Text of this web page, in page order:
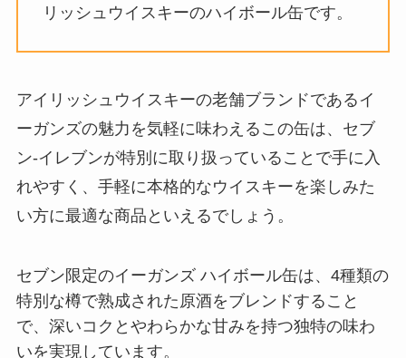
リッシュウイスキーのハイボール缶です。
アイリッシュウイスキーの老舗ブランドであるイ
ーガンズの魅力を気軽に味わえるこの缶は、セブ
ン-イレブンが特別に取り扱っていることで手に入
れやすく、手軽に本格的なウイスキーを楽しみた
い方に最適な商品といえるでしょう。
セブン限定のイーガンズ ハイボール缶は、4種類の
特別な樽で熟成された原酒をブレンドすること
で、深いコクとやわらかな甘みを持つ独特の味わ
いを実現しています。